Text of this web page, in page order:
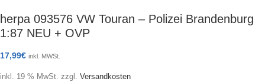
herpa 093576 VW Touran – Polizei Brandenburg
1:87 NEU + OVP
17,99€ inkl. MWSt.
inkl. 19 % MwSt. zzgl. Versandkosten